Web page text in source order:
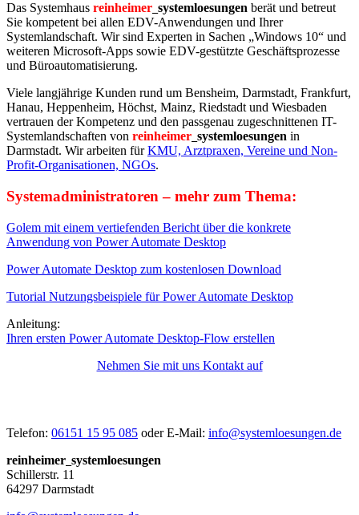
Das Systemhaus reinheimer systemloesungen berät und betreut
Sie kompetent bei allen EDV-Anwendungen und Ihrer
Systemlandschaft. Wir sind Experten in Sachen „Windows 10“ und
weiteren Microsoft-Apps sowie EDV-gestützte Geschäftsprozesse
und Büroautomatisierung.
Viele langjährige Kunden rund um Bensheim, Darmstadt, Frankfurt,
Hanau, Heppenheim, Höchst, Mainz, Riedstadt und Wiesbaden
vertrauen der Kompetenz und den passgenau zugeschnittenen IT-
Systemlandschaften von reinheimer systemloesungen in
Darmstadt. Wir arbeiten fürKMU, Arztpraxen, Vereine und Non-
Profit-Organisationen, NGOs.
Systemadministratoren – mehr zum Thema:
Golem mit einem vertiefenden Bericht über die konkrete
Anwendung von Power Automate Desktop
Power Automate Desktop zum kostenlosen Download
Tutorial Nutzungsbeispiele für Power Automate Desktop
Anleitung:
Ihren ersten Power Automate Desktop-Flow erstellen
Nehmen Sie mit uns Kontakt auf
Telefon: 06151 15 95 085 oderE-Mail: info@systemloesungen.de
reinheimer systemloesungen
Schillerstr. 11
64297 Darmstadt